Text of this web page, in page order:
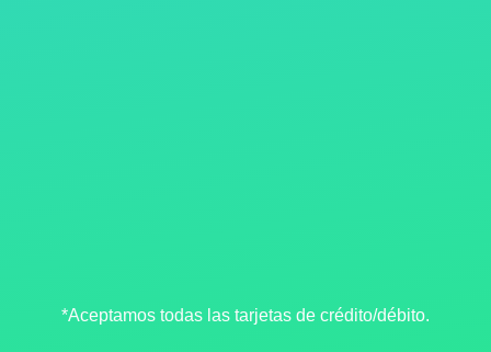
*Aceptamos todas las tarjetas de crédito/débito.